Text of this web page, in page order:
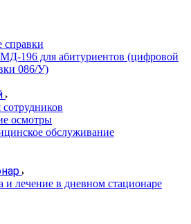
для абитуриентов (цифровой
086/У)
осмотры
обслуживание
и лечение в дневном стационаре